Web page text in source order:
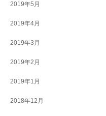
2019年5月
2019年4月
2019年3月
2019年2月
2019年1月
2018年12月